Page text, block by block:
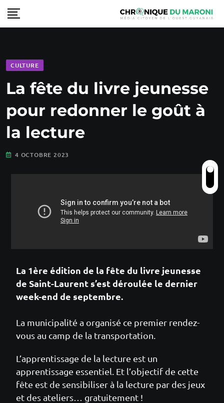
CULTURE
La fête du livre jeunesse
pour redonner le goût à
la lecture
4 OCTOBRE 2023
La 1ère édition de la fête du livre jeunesse
de Saint-Laurent s’est déroulée le dernier
week-end de septembre.
La municipalité a organisé ce premier rendez-
vous au camp de la transportation.
L’apprentissage de la lecture est un
apprentissage essentiel. Et l’objectif de cette
fête est de sensibiliser à la lecture par des jeux
et des ateliers… gratuitement !